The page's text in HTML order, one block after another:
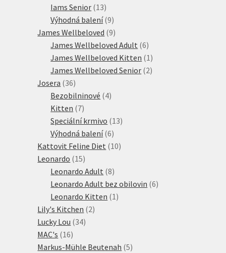
Iams Senior 1313
produktů
Výhodná balení 99
produktů
James Wellbeloved 99
produktů
James Wellbeloved Adult 66
produktů
James Wellbeloved Kitten 1 1
produkt
James Wellbeloved Senior 22
Josera 3636
produktů
Bezobilninové 44
Kitten 77
produktů
Speciální krmivo 1313
Výhodná balení 66
produktů
Kattovit Feline Diet 1010
Leonardo 1515
produktů
Leonardo Adult 88
produktů
Leonardo Adult bez obilovin 66
Leonardo Kitten 1 1
Lily's Kitchen 22
Lucky Lou 3434
MAC's 1616
produktů
Markus-Mühle Beutenah 55